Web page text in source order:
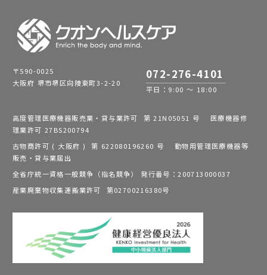
〒590-0025
大阪府 堺市堺区向陵東町3-2-20
072-276-4101
平日：9:00 ～ 18:00
高度管理医療機器販売業・貸与業許可 第 21N05051 号 医療機器修
理業許可 27BS200794
古物商許可 ( 大阪府 ) 第 622080196260 号 動物用管理医療機器等
販売・貸与業届出
全省庁統一資格一般競争（指名競争） 発行番号：200713000037
産業廃棄物収集運搬業許可 第02700216380号